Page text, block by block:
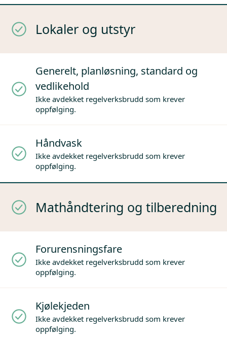
Lokaler og utstyr
Generelt, planløsning, standard og
vedlikehold
Ikke avdekket regelverksbrudd som krever
oppfølging.
Håndvask
Ikke avdekket regelverksbrudd som krever
oppfølging.
Mathåndtering og tilberedning
Forurensningsfare
Ikke avdekket regelverksbrudd som krever
oppfølging.
Kjølekjeden
Ikke avdekket regelverksbrudd som krever
oppfølging.